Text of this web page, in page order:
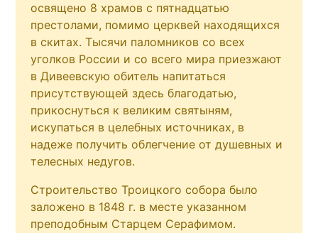
освящено 8 храмов с пятнадцатью
престолами, помимо церквей находящихся
в скитах. Тысячи паломников со всех
уголков России и со всего мира приезжают
в Дивеевскую обитель напитаться
присутствующей здесь благодатью,
прикоснуться к великим святыням,
искупаться в целебных источниках, в
надеже получить облегчение от душевных и
телесных недугов.
Строительство Троицкого собора было
заложено в 1848 г. в месте указанном
преподобным Старцем Серафимом.